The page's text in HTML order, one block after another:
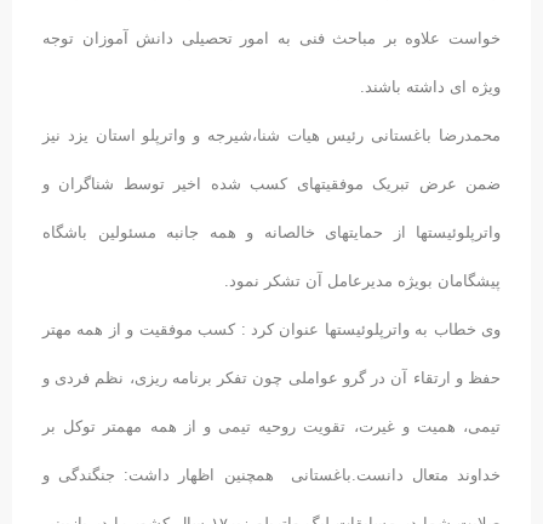
خواست علاوه بر مباحث فنی به امور تحصیلی دانش آموزان توجه
ویژه ای داشته باشند.
محمدرضا باغستانی رئیس هیات شنا،شیرجه و واترپلو استان یزد نیز
ضمن عرض تبریک موفقیتهای کسب شده اخیر توسط شناگران و
واترپلوئیستها از حمایتهای خالصانه و همه جانبه مسئولین باشگاه
پیشگامان بویژه مدیرعامل آن تشکر نمود.
وی خطاب به واترپلوئیستها عنوان کرد : کسب موفقیت و از همه مهتر
حفظ و ارتقاء آن در گرو عواملی چون تفکر برنامه ریزی، نظم فردی و
تیمی، همیت و غیرت، تقویت روحیه تیمی و از همه مهمتر توکل بر
خداوند متعال دانست.باغستانی همچنین اظهار داشت: جنگندگی و